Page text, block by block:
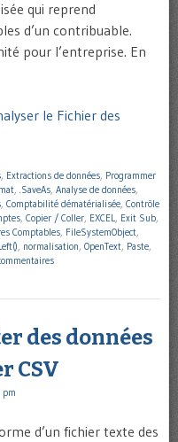
qui reprend
d’un contribuable.
pour l’entreprise. En
le Fichier des
Extractions de données Programmer
.SaveAs Analyse de données
Comptabilité dématérialisée Contrôle
Copier / Coller EXCEL Exit Sub
Comptables FileSystemObject
normalisation OpenText Paste
des données
CSV
d’un fichier texte des